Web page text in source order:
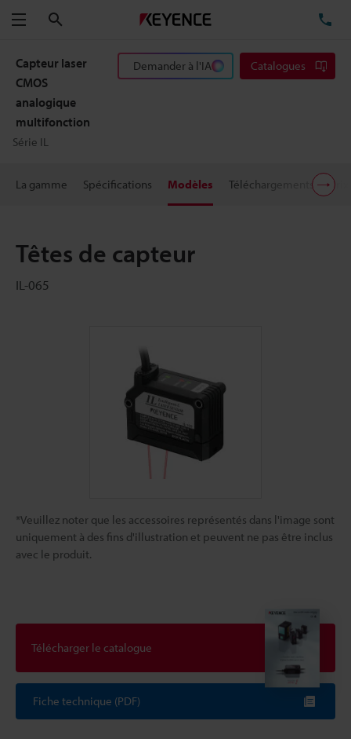
Menu
Capteur laser
CMOS
analogique
multifonction
Série IL
Demander à l'IA Catalogues
La gamme Spécifications Modèles Téléchargements Prix
Têtes de capteur
IL-065
*Veuillez noter que les accessoires représentés dans l'image sont
uniquement à des fins d'illustration et peuvent ne pas être inclus
avec le produit.
Télécharger le catalogue
Fiche technique (PDF)